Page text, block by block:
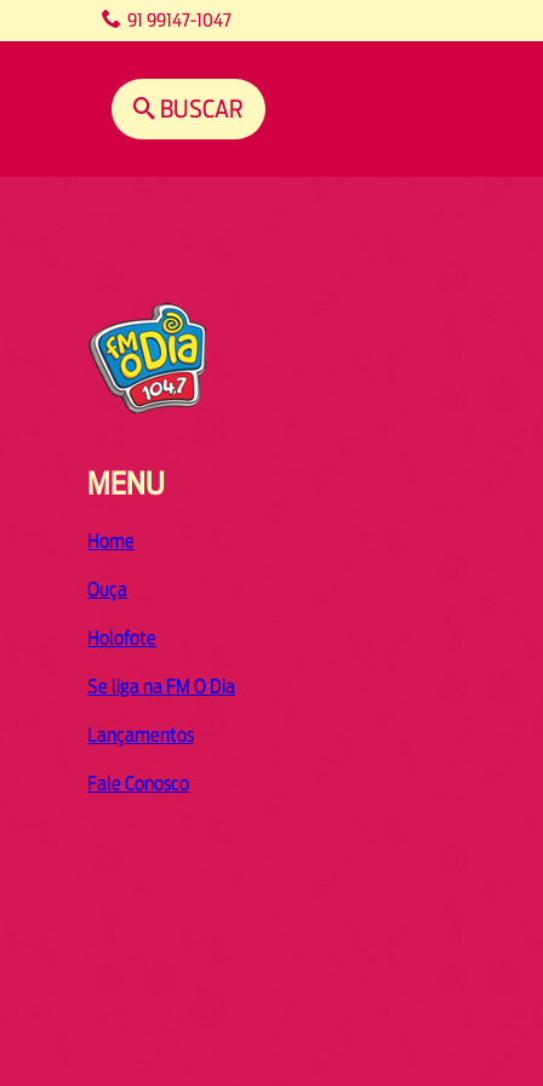
91 99147-1047
BUSCAR
MENU
Home
Ouça
Holofote
Se liga na FM O Dia
Lançamentos
Fale Conosco